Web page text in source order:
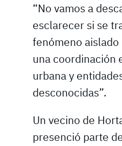
“No vamos a
esclarecer si se
fenómeno
una coordinación
urbana y
desconocidas”.
Un vecino de
presenció parte